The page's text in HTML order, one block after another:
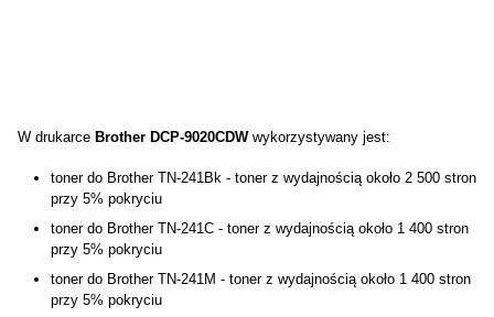
W drukarce Brother DCP-9020CDWwykorzystywany jest:
toner do Brother TN-241Bk - toner z wydajnością około 2 500 stron
przy 5% pokryciu
toner do Brother TN-241C - toner z wydajnością około 1 400 stron
przy 5% pokryciu
toner do Brother TN-241M - toner z wydajnością około 1 400 stron
przy 5% pokryciu